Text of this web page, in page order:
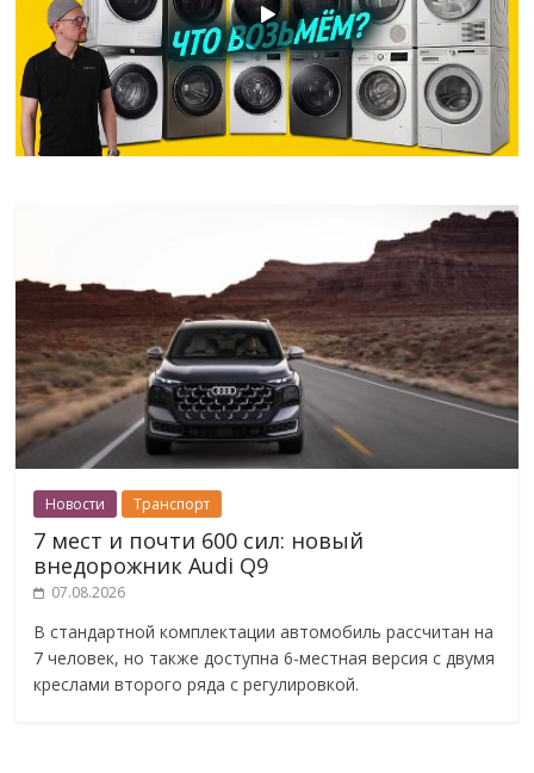
Новости Транспорт
7 мест и почти 600 сил: новый
внедорожник Audi Q9
07.08.2026
В стандартной комплектации автомобиль рассчитан на
7 человек, но также доступна 6-местная версия с двумя
креслами второго ряда с регулировкой.